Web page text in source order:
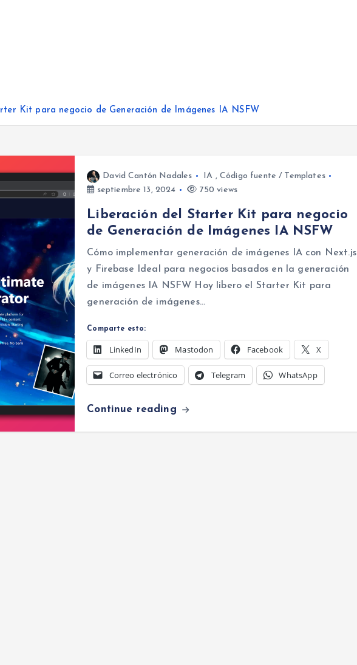
Kit para negocio de Generación de Imágenes IA NSFW
David Cantón Nadales IA , Código fuente / Templates
septiembre 13, 2024
750 views
Liberación del Starter Kit para negocio
de Generación de Imágenes IA NSFW
Cómo implementar generación de imágenes IA con Next.js
y Firebase Ideal para negocios basados en la generación
de imágenes IA NSFW Hoy libero el Starter Kit para
generación de imágenes…
Comparte esto:
LinkedIn Mastodon Facebook X
Correo electrónico Telegram WhatsApp
Continue reading